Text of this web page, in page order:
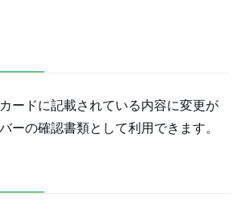
ードに記載されている内容に変更が
ーの確認書類として利用できます。